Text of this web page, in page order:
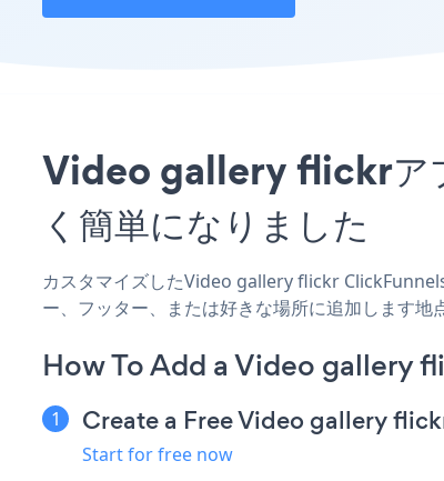
Video gallery flickrア
く簡単になりました
カスタマイズしたVideo gallery flickr
ー、フッター、または好きな場所に追加します地点
How To Add a Video gallery
Create a Free Video gallery
Start for free now